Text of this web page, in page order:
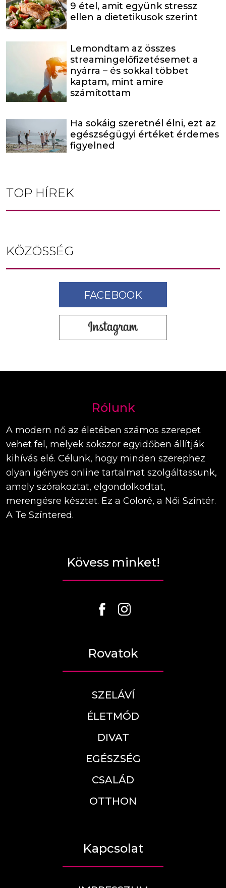
9 étel, amit együnk stressz
ellen a dietetikusok szerint
Lemondtam az összes
streamingelőfizetésemet a
nyárra – és sokkal többet
kaptam, mint amire
számítottam
Ha sokáig szeretnél élni, ezt az
egészségügyi értéket érdemes
figyelned
TOP HÍREK
KÖZÖSSÉG
FACEBOOK
Rólunk
A modern nő az életében számos szerepet
vehet fel, melyek sokszor egyidőben állítják
kihívás elé. Célunk, hogy minden szerephez
olyan igényes online tartalmat szolgáltassunk,
amely szórakoztat, elgondolkodtat,
merengésre késztet. Ez a Coloré, a Női Színtér.
A Te Színtered.
Kövess minket!
Rovatok
SZELÁVÍ
ÉLETMÓD
DIVAT
EGÉSZSÉG
CSALÁD
OTTHON
Kapcsolat